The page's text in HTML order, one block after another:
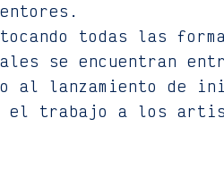
todas las
se encuentran
al lanzamiento de
el trabajo a los